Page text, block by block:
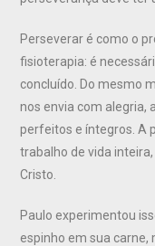
Perseverar é como o
fisioterapia: é
concluído. Do mesmo
nos envia com alegria,
perfeitos e íntegros. A
trabalho de vida
Cristo.
Paulo experimentou
espinho em sua carne,